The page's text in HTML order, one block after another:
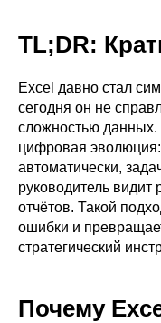
TL;DR:
Excel давно стал
сегодня он не
сложностью
цифровая
автоматически,
руководитель видит
отчётов. Такой
ошибки и
стратегический
Почему